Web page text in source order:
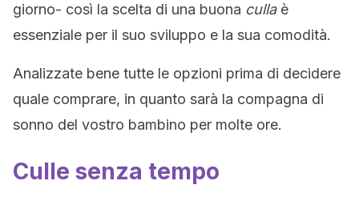
giorno- così la scelta di una buona cullaè
essenziale per il suo sviluppo e la sua comodità.
Analizzate bene tutte le opzioni prima di decidere
quale comprare, in quanto sarà la compagna di
sonno del vostro bambino per molte ore.
Culle senza tempo